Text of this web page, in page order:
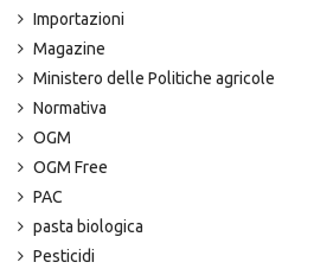
Importazioni
Magazine
Ministero delle Politiche agricole
Normativa
OGM
OGM Free
PAC
pasta biologica
Pesticidi